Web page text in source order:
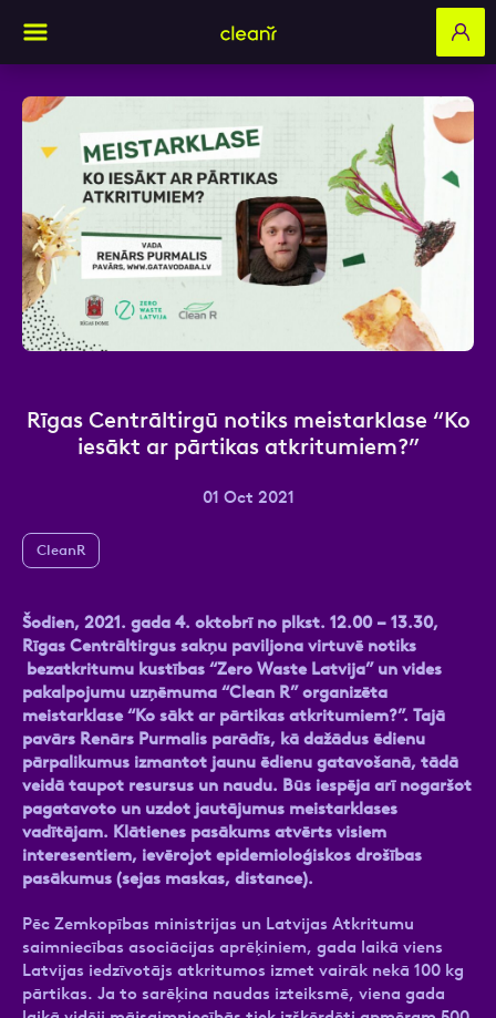
Rīgas Centrāltirgū notiks meistarklase “Ko
iesākt ar pārtikas atkritumiem?”
01 Oct 2021
CleanR
Šodien, 2021. gada 4. oktobrī no plkst. 12.00 – 13.30,
Rīgas Centrāltirgus sakņu paviljona virtuvē notiks
bezatkritumu kustības “Zero Waste Latvija” un vides
pakalpojumu uzņēmuma “Clean R” organizēta
meistarklase “Ko sākt ar pārtikas atkritumiem?”. Tajā
pavārs Renārs Purmalis parādīs, kā dažādus ēdienu
pārpalikumus izmantot jaunu ēdienu gatavošanā, tādā
veidā taupot resursus un naudu. Būs iespēja arī nogaršot
pagatavoto un uzdot jautājumus meistarklases
vadītājam. Klātienes pasākums atvērts visiem
interesentiem, ievērojot epidemioloģiskos drošības
pasākumus (sejas maskas, distance).
Pēc Zemkopības ministrijas un Latvijas Atkritumu
saimniecības asociācijas aprēķiniem, gada laikā viens
Latvijas iedzīvotājs atkritumos izmet vairāk nekā 100 kg
pārtikas. Ja to sarēķina naudas izteiksmē, viena gada
Aizpildi pieteikuma formu un mēs ar tevi
sazināsimies
Vārds, Uzvārds
Atzīmējiet, ka piekrītat personas datu
apstrādei.
Vairāk